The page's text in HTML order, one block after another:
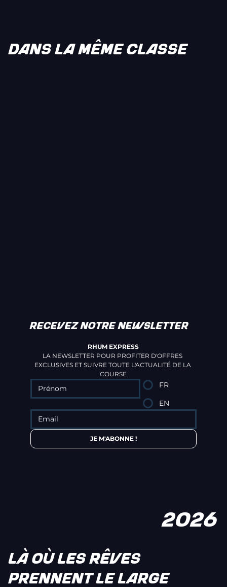
DANS LA MÊME CLASSE
LÀ OÙ LES RÊVES
PRENNENT LE LARGE
RECEVEZ NOTRE NEWSLETTER
RHUM EXPRESS
LA NEWSLETTER POUR PROFITER D'OFFRES
EXCLUSIVES ET SUIVRE TOUTE L'ACTUALITÉ DE LA
COURSE
FR
EN
JE M'ABONNE !
2026